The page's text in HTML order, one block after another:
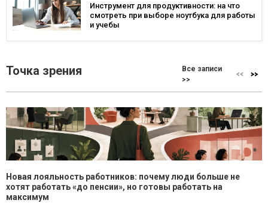
Инструмент для продуктивности: на что
смотреть при выборе ноутбука для работы
и учебы
Точка зрения
Все записи
>>
Новая лояльность работников: почему люди больше не
хотят работать «до пенсии», но готовы работать на
максимум